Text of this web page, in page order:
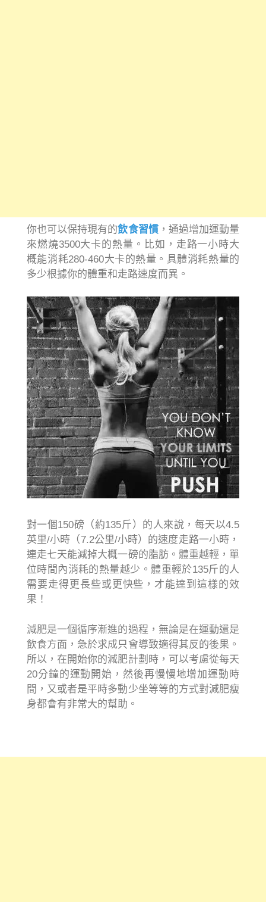
你也可以保持現有的飲食習慣，通過增加運動量
來燃燒3500大卡的熱量。比如，走路一小時大
概能消耗280-460大卡的熱量。具體消耗熱量的
多少根據你的體重和走路速度而異。
對一個150磅（約135斤）的人來說，每天以4.5
英里/小時（7.2公里/小時）的速度走路一小時，
連走七天能減掉大概一磅的脂肪。體重越輕，單
位時間內消耗的熱量越少。體重輕於135斤的人
需要走得更長些或更快些，才能達到這樣的效
果！
減肥是一個循序漸進的過程，無論是在運動還是
飲食方面，急於求成只會導致適得其反的後果。
所以，在開始你的減肥計劃時，可以考慮從每天
20分鐘的運動開始，然後再慢慢地增加運動時
間，又或者是平時多動少坐等等的方式對減肥瘦
身都會有非常大的幫助。